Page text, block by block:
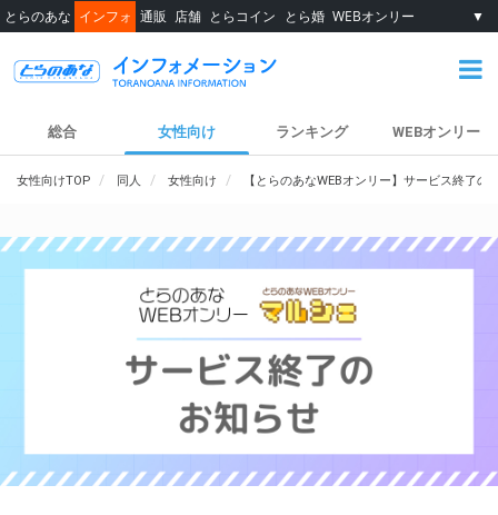
とらのあな インフォ 通販 店舗 とらコイン とら婚 WEBオンリー ▼
総合 女性向け ランキング WEBオンリー
女性向けTOP 同人 女性向け 【とらのあなWEBオンリー】サービス終了の